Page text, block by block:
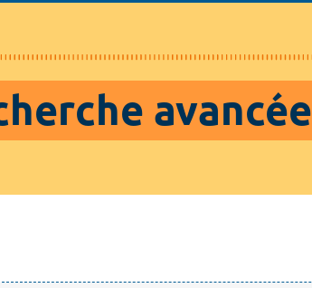
avancée